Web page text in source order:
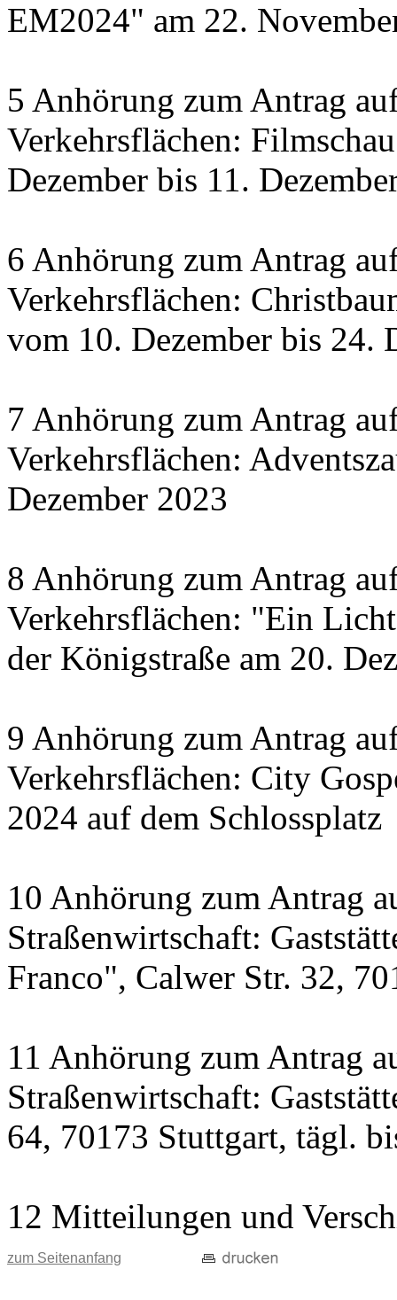
EM2024" am 22.
5 Anhörung zum Antrag
Verkehrsflächen:
Dezember bis 11.
6 Anhörung zum Antrag
Verkehrsflächen:
vom 10. Dezember bis 24.
7 Anhörung zum Antrag
Verkehrsflächen:
Dezember 2023
8 Anhörung zum Antrag
Verkehrsflächen: "Ein
der Königstraße am 20.
9 Anhörung zum Antrag
Verkehrsflächen: City
2024 auf dem Schlossplatz
10 Anhörung zum Antrag
Straßenwirtschaft:
Franco", Calwer Str. 32,
11 Anhörung zum Antrag
Straßenwirtschaft:
64, 70173 Stuttgart, tägl.
12 Mitteilungen und
zum Seitenanfang